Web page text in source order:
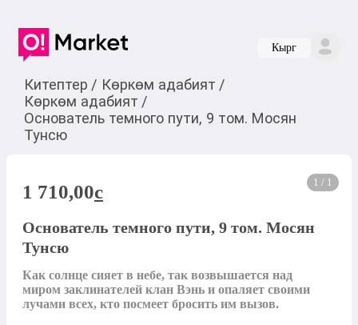
Кырг
Китептер / Көркөм адабият /
Көркөм адабият /
Основатель темного пути, 9 том. Мосян
Тунсю
1 / 1
1 710,00c
Основатель темного пути, 9 том. Мосян
Тунсю
Как солнце сияет в небе, так возвышается над
миром заклинателей клан Вэнь и опаляет своими
лучами всех, кто посмеет бросить им вызов.